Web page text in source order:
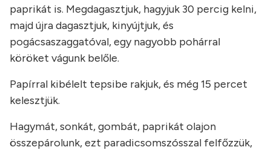
paprikát is. Megdagasztjuk, hagyjuk 30 percig kelni,
majd újra dagasztjuk, kinyújtjuk, és
pogácsaszaggatóval, egy nagyobb pohárral
köröket vágunk belőle.
Papírral kibélelt tepsibe rakjuk, és még 15 percet
kelesztjük.
Hagymát, sonkát, gombát, paprikát olajon
összepárolunk, ezt paradicsomszósszal felfőzzük,